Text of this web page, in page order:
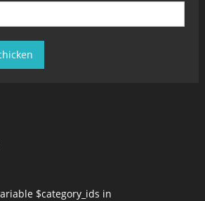
$category_ids in